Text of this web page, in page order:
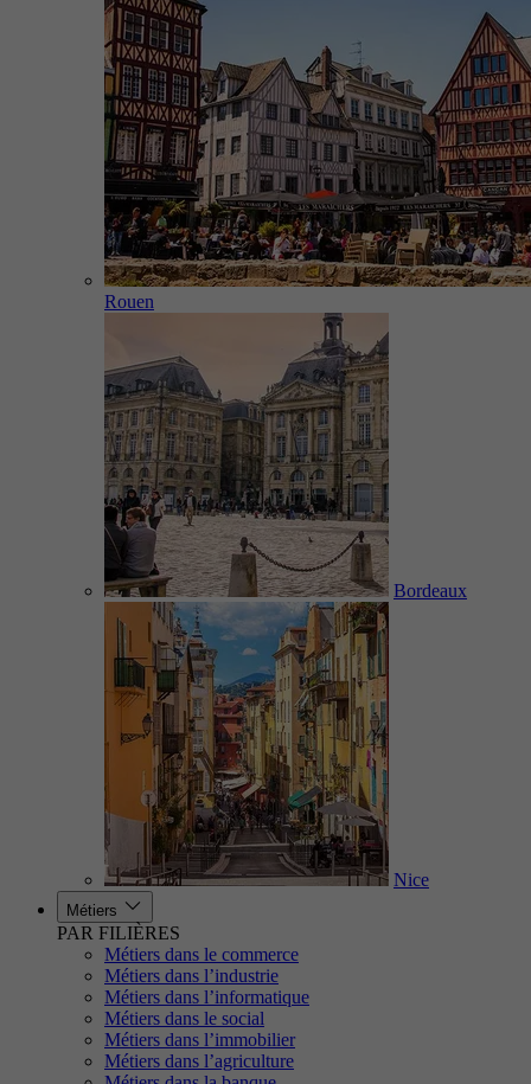
Rouen
Bordeaux
Nice
Métiers
PAR FILIÈRES
Métiers dans le commerce
Métiers dans l’industrie
Métiers dans l’informatique
Métiers dans le social
Métiers dans l’immobilier
Métiers dans l’agriculture